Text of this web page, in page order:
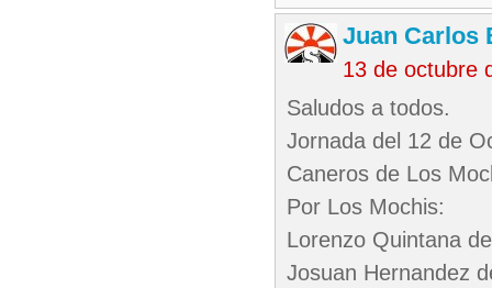
Juan Carlos
13 de octubre
Saludos a todos.
Jornada del 12 de
Caneros de Los
Por Los Mochis:
Lorenzo Quintana
Josuan Hernandez